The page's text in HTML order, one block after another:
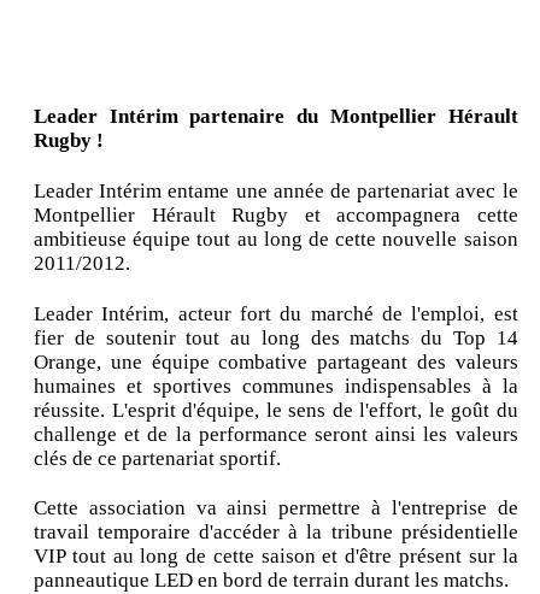
Leader Intérim partenaire du Montpellier Hérault
Rugby !
Leader Intérim entame une année de partenariat avec le
Montpellier Hérault Rugby et accompagnera cette
ambitieuse équipe tout au long de cette nouvelle saison
2011/2012.
Leader Intérim, acteur fort du marché de l'emploi, est
fier de soutenir tout au long des matchs du Top 14
Orange, une équipe combative partageant des valeurs
humaines et sportives communes indispensables à la
réussite. L'esprit d'équipe, le sens de l'effort, le goût du
challenge et de la performance seront ainsi les valeurs
clés de ce partenariat sportif.
Cette association va ainsi permettre à l'entreprise de
travail temporaire d'accéder à la tribune présidentielle
VIP tout au long de cette saison et d'être présent sur la
panneautique LED en bord de terrain durant les matchs.